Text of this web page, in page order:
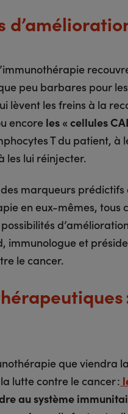
peu barbares pour
lèvent les freins à la
encoreles « cellules
T du patient, à
les lui réinjecter.
des marqueurs
en eux-mêmes, tous
immunologue et
le cancer.
que viendra
lutte contre le cancer :
au système